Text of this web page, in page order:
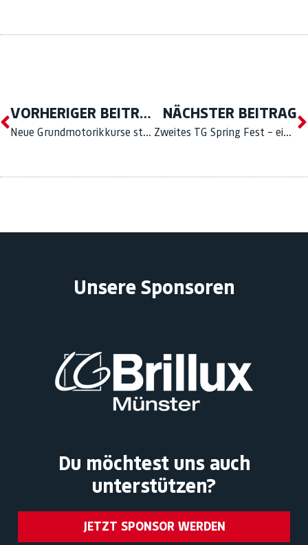
VORHERIGER BEITRAG
Neue Grundmotorikkurse starten ab Mai!
NÄCHSTER BEITRAG
Zweites TG Spring Fest – ein toller Erfolg!
Unsere Sponsoren
Du möchtest uns auch
unterstützen?
JETZT SPONSOR WERDEN